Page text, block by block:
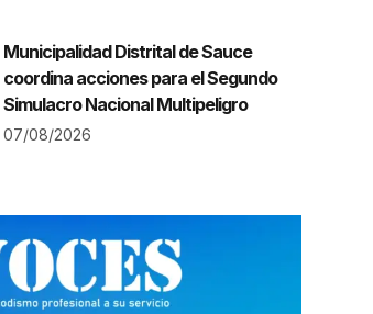
Municipalidad Distrital de Sauce
coordina acciones para el Segundo
Simulacro Nacional Multipeligro
07/08/2026